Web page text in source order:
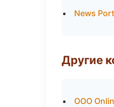
News
Другие
ООО